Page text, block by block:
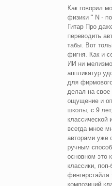
Как говорил
физики " N -
Гитар Про
переводить
табы. Вот
фигня. Как и
ИИ ни
аппликатур
для
делал на свое
ощущение и
школы, с 9
классической
всегда мное
авторами уже
ручным
основном это
классики, поп-
фингерстайла
композиций